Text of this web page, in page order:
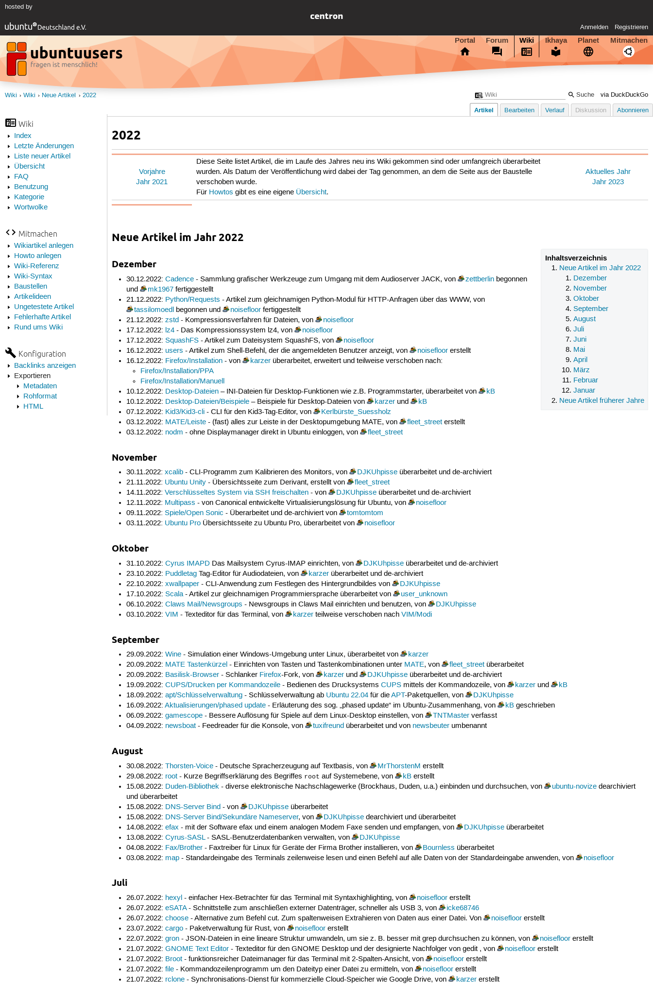
hosted by
Anmelden Registrieren
Portal Forum Wiki Ikhaya Planet Mitmachen
via DuckDuckGo
Wiki Wiki Neue Artikel 2022
Wiki
Index
Letzte Änderungen
Liste neuer Artikel
Übersicht
FAQ
Benutzung
Kategorie
Wortwolke
Mitmachen
Wikiartikel anlegen
Howto anlegen
Wiki-Referenz
Wiki-Syntax
Baustellen
Artikelideen
Ungetestete Artikel
Fehlerhafte Artikel
Rund ums Wiki
Konfiguration
Backlinks anzeigen
Exportieren
Metadaten
Rohformat
HTML
Artikel Bearbeiten Verlauf Diskussion Abonnieren
2022
Vorjahre
Jahr 2021
Diese Seite listet Artikel, die im Laufe des Jahres neu ins Wiki gekommen sind oder umfangreich überarbeitet
wurden. Als Datum der Veröffentlichung wird dabei der Tag genommen, an dem die Seite aus der Baustelle
verschoben wurde.
Für Howtos gibt es eine eigene Übersicht.
Aktuelles Jahr
Jahr 2023
Neue Artikel im Jahr 2022
Inhaltsverzeichnis
Neue Artikel im Jahr 2022
Dezember
November
Oktober
September
August
Juli
Juni
Mai
April
März
Februar
Januar
Neue Artikel früherer Jahre
Dezember
30.12.2022: Cadence- Sammlung grafischer Werkzeuge zum Umgang mit dem Audioserver JACK, von zettberlinbegonnen
und
mk1967fertiggestellt
21.12.2022: Python/Requests - Artikel zum gleichnamigen Python-Modul für HTTP-Anfragen über das WWW, von
tassilomoedlbegonnen und noisefloorfertiggestellt
21.12.2022: zstd- Kompressionsverfahren für Dateien, von
noisefloor
17.12.2022: lz4- Das Kompressionssystem lz4, von
noisefloor
17.12.2022: SquashFS- Artikel zum Dateisystem SquashFS, von
noisefloor
16.12.2022: users - Artikel zum Shell-Befehl, der die angemeldeten Benutzer anzeigt, von noisefloorerstellt
16.12.2022: Firefox/Installation- von karzerüberarbeitet, erweitert und teilweise verschoben nach:
Firefox/Installation/PPA
Firefox/Installation/Manuell
10.12.2022: Desktop-Dateien– INI-Dateien für Desktop-Funktionen wie z.B. Programmstarter, überarbeitet von
kB
10.12.2022: Desktop-Dateien/Beispiele– Beispiele für Desktop-Dateien von karzerund
kB
07.12.2022: Kid3/Kid3-cli- CLI für den Kid3-Tag-Editor, von
Kerlbürste_Suessholz
03.12.2022: MATE/Leiste- (fast) alles zur Leiste in der Desktopumgebung MATE, von fleet_streeterstellt
03.12.2022: nodm - ohne Displaymanager direkt in Ubuntu einloggen, von fleet_street
November
30.11.2022: xcalib- CLI-Programm zum Kalibrieren des Monitors, von DJKUhpisseüberarbeitet und de-archiviert
21.11.2022: Ubuntu Unity- Übersichtsseite zum Derivant, erstellt von
fleet_street
14.11.2022: Verschlüsseltes System via SSH freischalten- von DJKUhpisseüberarbeitet und de-archiviert
12.11.2022: Multipass - von Canonical entwickelte Virtualisierungslösung für Ubuntu, von
noisefloor
09.11.2022: Spiele/Open Sonic - Überarbeitet und de-archiviert von
tomtomtom
03.11.2022: Ubuntu ProÜbersichtsseite zu Ubuntu Pro, überarbeitet von noisefloor
Oktober
31.10.2022: Cyrus IMAPD Das Mailsystem Cyrus-IMAP einrichten, von DJKUhpisseüberarbeitet und de-archiviert
23.10.2022: PuddletagTag-Editor für Audiodateien, von karzerüberarbeitet und de-archiviert
22.10.2022: xwallpaper- CLI-Anwendung zum Festlegen des Hintergrundbildes von
DJKUhpisse
17.10.2022: Scala- Artikel zur gleichnamigen Programmiersprache überarbeitet von
user_unknown
06.10.2022: Claws Mail/Newsgroups - Newsgroups in Claws Mail einrichten und benutzen, von
DJKUhpisse
03.10.2022: VIM - Texteditor für das Terminal, von karzerteilweise verschoben nach VIM/Modi
September
29.09.2022: Wine- Simulation einer Windows-Umgebung unter Linux, überarbeitet von
karzer
20.09.2022: MATE Tastenkürzel- Einrichten von Tasten und Tastenkombinationen unter MATE, von fleet_streetüberarbeitet
20.09.2022: Basilisk-Browser- Schlanker Firefox-Fork, von karzerund DJKUhpisseüberarbeitet und de-archiviert
19.09.2022: CUPS/Drucken per Kommandozeile- Bedienen des Drucksystems CUPSmittels der Kommandozeile, von karzerund
kB
18.09.2022: apt/Schlüsselverwaltung- Schlüsselverwaltung ab Ubuntu 22.04für dieAPT-Paketquellen, von
DJKUhpisse
16.09.2022: Aktualisierungen/phased update- Erläuterung des sog. „phased update“ im Ubuntu-Zusammenhang, von kBgeschrieben
06.09.2022: gamescope- Bessere Auflösung für Spiele auf dem Linux-Desktop einstellen, von TNTMasterverfasst
04.09.2022: newsboat- Feedreader für die Konsole, von tuxifreundüberarbeitet und von newsbeuterumbenannt
August
30.08.2022: Thorsten-Voice- Deutsche Spracherzeugung auf Textbasis, von MrThorstenM erstellt
29.08.2022: root- Kurze Begriffserklärung des Begriffes root auf Systemebene, von kBerstellt
15.08.2022: Duden-Bibliothek- diverse elektronische Nachschlagewerke (Brockhaus, Duden, u.a.) einbinden und durchsuchen, von ubuntu-novizedearchiviert
und überarbeitet
15.08.2022: DNS-Server Bind- von DJKUhpisseüberarbeitet
15.08.2022: DNS-Server Bind/Sekundäre Nameserver, von DJKUhpissedearchiviert und überarbeitet
14.08.2022: efax - mit der Software efax und einem analogen Modem Faxe senden und empfangen, von DJKUhpisseüberarbeitet
13.08.2022: Cyrus-SASL- SASL-Benutzerdatenbanken verwalten, von
DJKUhpisse
04.08.2022: Fax/Brother- Faxtreiber für Linux für Geräte der Firma Brother installieren, von Bournless überarbeitet
03.08.2022: map- Standardeingabe des Terminals zeilenweise lesen und einen Befehl auf alle Daten von der Standardeingabe anwenden, von noisefloor
Juli
26.07.2022: hexyl- einfacher Hex-Betrachter für das Terminal mit Syntaxhighlighting, von noisefloorerstellt
26.07.2022: eSATA- Schnittstelle zum anschließen externer Datenträger, schneller als USB 3, von
icke68746
26.07.2022: choose- Alternative zum Befehl cut. Zum spaltenweisen Extrahieren von Daten aus einer Datei. Von noisefloorerstellt
23.07.2022: cargo- Paketverwaltung für Rust, von noisefloorerstellt
22.07.2022: gron- JSON-Dateien in eine lineare Struktur umwandeln, um sie z. B. besser mit grep durchsuchen zu können, von noisefloorerstellt
21.07.2022: GNOME Text Editor- Texteditor für den GNOME Desktop und der designierte Nachfolger von gedit , von noisefloorerstellt
21.07.2022: Broot- funktionsreicher Dateimanager für das Terminal mit 2-Spalten-Ansicht, von noisefloorerstellt
21.07.2022: file- Kommandozeilenprogramm um den Dateityp einer Datei zu ermitteln, von noisefloorerstellt
21.07.2022: rclone- Synchronisations-Dienst für kommerzielle Cloud-Speicher wie Google Drive, von karzererstellt